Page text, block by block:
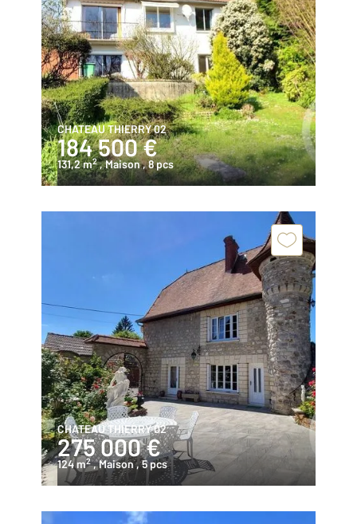
CHATEAU THIERRY 02
184 500 €
131,2 m2 , Maison, 8 pcs
CHATEAU THIERRY 02
275 000 €
124 m2 , Maison, 5 pcs